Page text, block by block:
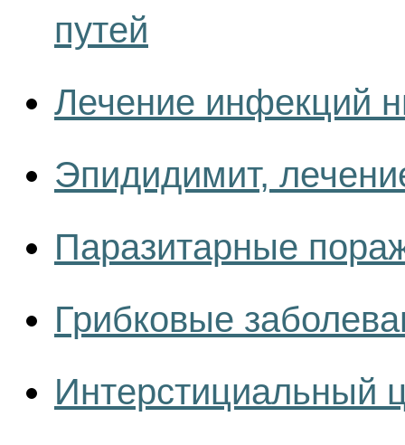
путей
Лечение инфекций
Эпидидимит,
Паразитарные
Грибковые
Интерстициальный